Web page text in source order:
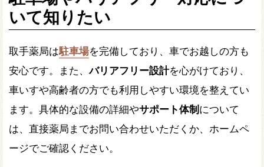
いて知りたい
取手薬局は駐車場を完備しており、車でお越しの方も
安心です。また、バリアフリー設計を心がけており、
車いすや高齢者の方でも利用しやすい環境を整えてい
ます。具体的な設備の詳細やサポート体制 について
は、直接薬局までお問い合わせいただくか、ホームペ
ージでご確認ください。